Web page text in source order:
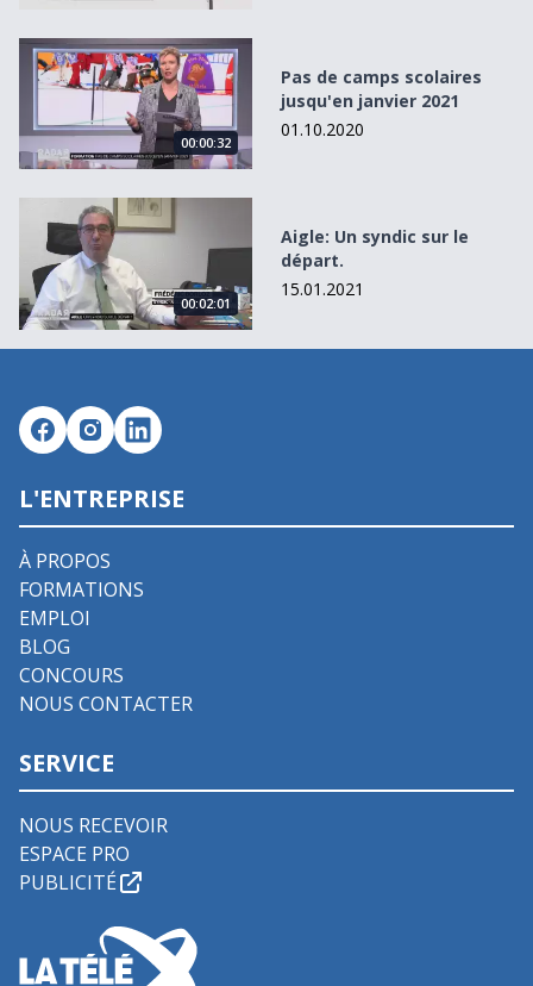
Pas de camps scolaires jusqu&#039;en janvier 2021
00:00:32
Pas de camps scolaires
jusqu'en janvier 2021
01.10.2020
Aigle: Un syndic sur le départ.
00:02:01
Aigle: Un syndic sur le
départ.
15.01.2021
L'ENTREPRISE
À PROPOS
FORMATIONS
EMPLOI
BLOG
CONCOURS
NOUS CONTACTER
SERVICE
NOUS RECEVOIR
ESPACE PRO
PUBLICITÉ